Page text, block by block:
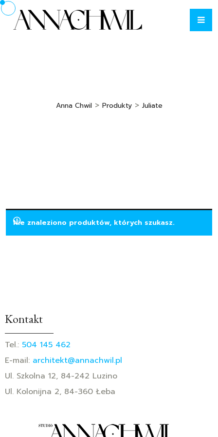
Anna Chwil> Produkty> Juliate
Nie znaleziono produktów, których szukasz.
Kontakt
Tel.: 504 145 462
E-mail: architekt@annachwil.pl
Ul. Szkolna 12, 84-242 Luzino
Ul. Kolonijna 2, 84-360 Łeba